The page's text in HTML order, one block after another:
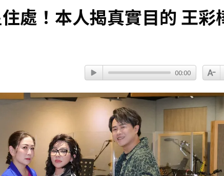
處！本人揭真實目的 王彩
00:00